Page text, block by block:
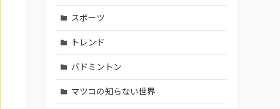
スポーツ
トレンド
バドミントン
マツコの知らない世界